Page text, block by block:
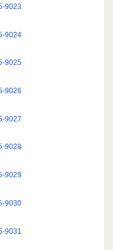
9023
9024
9025
9026
9027
9028
9029
9030
9031